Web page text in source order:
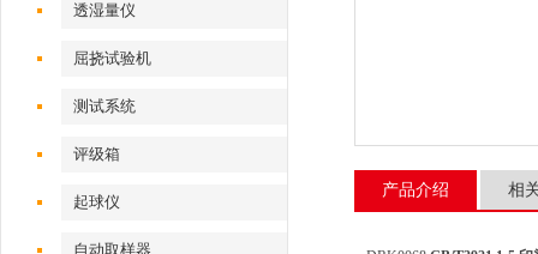
透湿量仪
屈挠试验机
测试系统
评级箱
起球仪
自动取样器
产品介绍 相